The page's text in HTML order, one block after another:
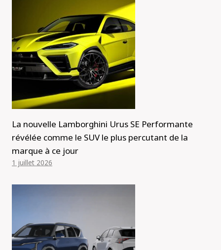
La nouvelle Lamborghini Urus SE Performante
révélée comme le SUV le plus percutant de la
marque à ce jour
1 juillet 2026